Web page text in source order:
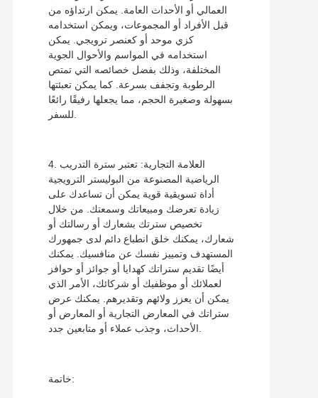
العمالي أو الأحداث العامة. يمكن ارتداؤه من
قبل الأفراد أو المجموعات، ويمكن استخدامه
كزي موحد أو كعنصر ترويجي. يمكن
استخدامه في المواسم والأحوال الجوية
المختلفة، وذلك بفضل خصائصه التي تمتص
الرطوبة وتجفف بسرعة. كما يمكن تعبئتها
بسهولة وصغيرة الحجم، مما يجعلها رفيقًا رائعًا
4. العلامة التجارية: تعتبر سترة التدريب
الرياضية المصنوعة من البوليستر الترويجية
أداة تسويقية قوية يمكن أن تساعدك على
زيادة تعرضك ومبيعاتك وسمعتك. من خلال
تخصيص سترتك بشعارك أو رسالتك أو
شعارك، يمكنك خلق انطباع دائم لدى جمهورك
المستهدف وتمييز نفسك عن منافسيك. يمكنك
أيضًا تقديم ستراتك كهدايا أو جوائز أو حوافز
لعملائك أو موظفيك أو شركائك، الأمر الذي
يمكن أن يعزز ولائهم وتقديرهم. يمكنك عرض
ستراتك في المعارض التجارية أو المعارض أو
الأحداث، وجذب عملاء أو متابعين جدد.
خاتمة: